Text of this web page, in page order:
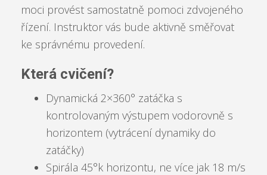
moci provést samostatně pomoci zdvojeného
řízení. Instruktor vás bude aktivně směřovat
ke správnému provedení.
Která cvičení?
Dynamická 2×360° zatáčka s
kontrolovaným výstupem vodorovně s
horizontem (vytrácení dynamiky do
zatáčky)
Spirála 45°k horizontu, ne více jak 18 m/s